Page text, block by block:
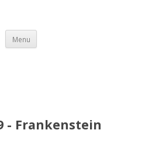
Menu
- Frankenstein